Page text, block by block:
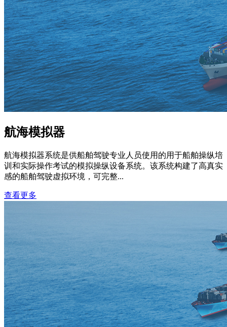
航海模拟器
航海模拟器系统是供船舶驾驶专业人员使用的用于船舶操纵培
训和实际操作考试的模拟操纵设备系统。该系统构建了高真实
感的船舶驾驶虚拟环境，可完整...
查看更多